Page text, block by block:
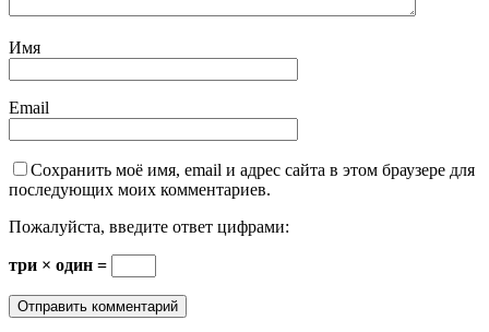
Имя
Email
Сохранить моё имя, email и адрес сайта в этом браузере для
последующих моих комментариев.
Пожалуйста, введите ответ цифрами:
три × один =